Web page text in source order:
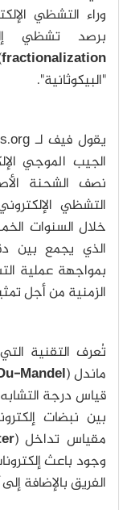
وراء التشظي
برصد تشظي
fractionalization
"البيكوثانية".
الجيب الموجي
نصف الشحنة
التشظي
خلال السنوات
الذي يجمع بين
بمواجهة عملية
الزمنية من أجل
تُعرف التقنية
ماندل (Mandel
قياس درجة
بين نبضات
مقياس تداخل (
وجود باعث
الفريق بالإضافة